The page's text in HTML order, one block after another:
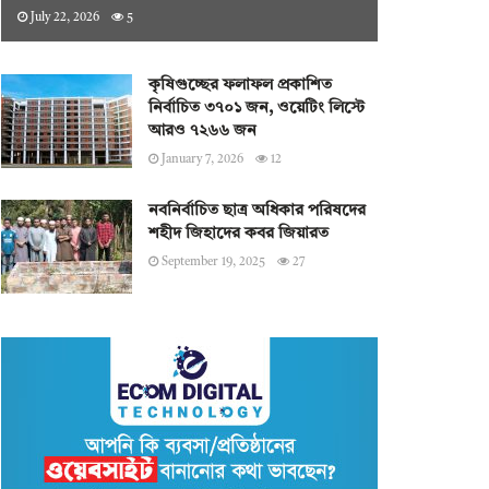
July 22, 2026 5
কৃষিগুচ্ছের ফলাফল প্রকাশিত
নির্বাচিত ৩৭০১ জন, ওয়েটিং লিস্টে
আরও ৭২৬৬ জন
January 7, 2026 12
নবনির্বাচিত ছাত্র অধিকার পরিষদের
শহীদ জিহাদের কবর জিয়ারত
September 19, 2025 27